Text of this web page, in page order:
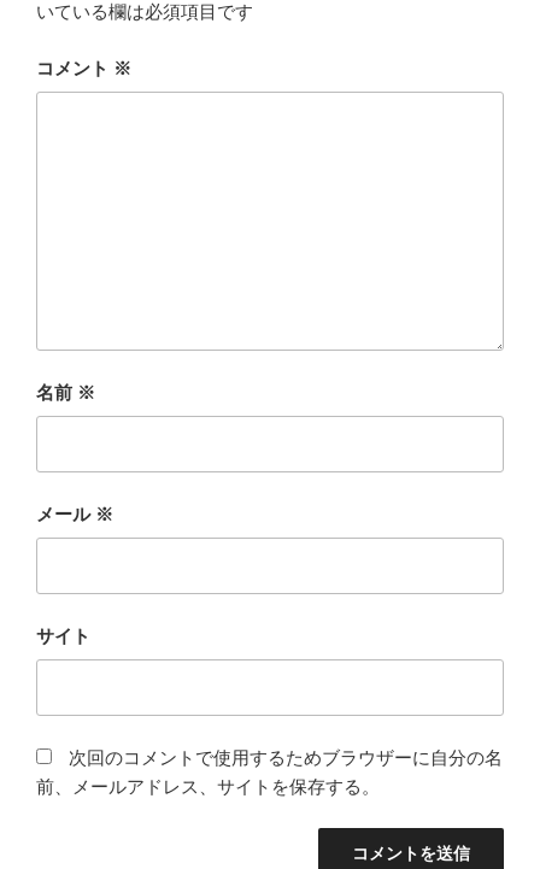
いている欄は必須項目です
コメント ※
名前 ※
メール ※
サイト
次回のコメントで使用するためブラウザーに自分の名
前、メールアドレス、サイトを保存する。